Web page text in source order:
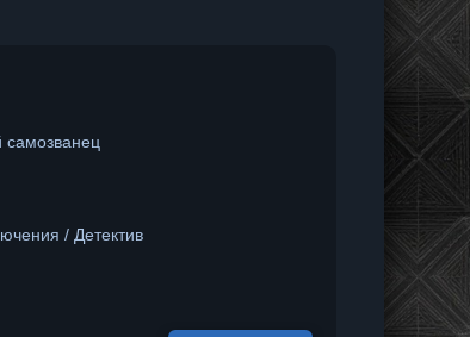
самозванец
/ Детектив